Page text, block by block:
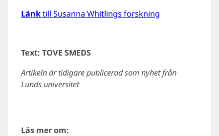
Länktill Susanna Whitlings forskning
Text: TOVE SMEDS
Artikeln är tidigare publicerad som nyhet från
Lunds universitet
Läs mer om: